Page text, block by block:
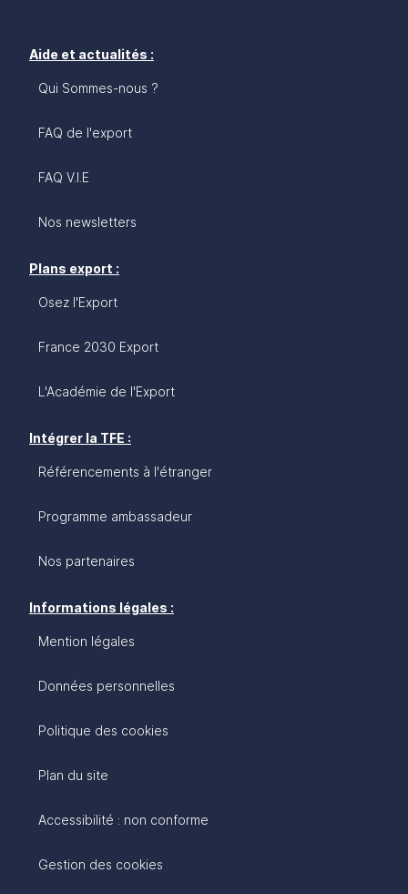
Aide et actualités :
Qui Sommes-nous ?
FAQ de l'export
FAQ V.I.E
Nos newsletters
Plans export :
Osez l'Export
France 2030 Export
L'Académie de l'Export
Intégrer la TFE :
Référencements à l'étranger
Programme ambassadeur
Nos partenaires
Informations légales :
Mention légales
Données personnelles
Politique des cookies
Plan du site
Accessibilité : non conforme
Gestion des cookies